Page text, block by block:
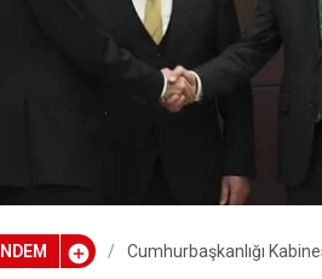
Cumhurbaşkanlığı